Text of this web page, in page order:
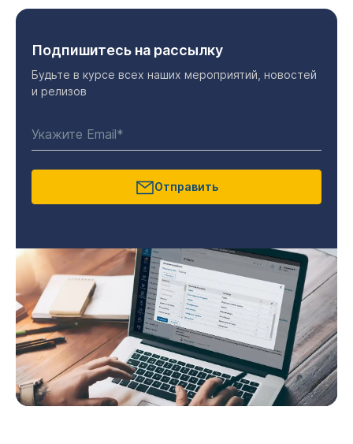
Подпишитесь на рассылку
Будьте в курсе всех наших мероприятий, новостей
и релизов
Отправить